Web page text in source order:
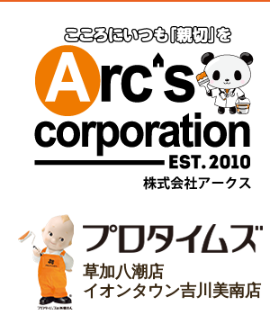
草加八潮店
イオンタウン吉川美南店